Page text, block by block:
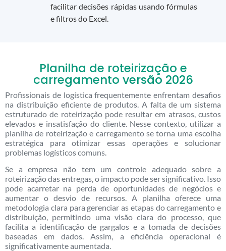
facilitar decisões rápidas usando fórmulas
e filtros do Excel.
Planilha de roteirização e
carregamento versão 2026
Profissionais de logística frequentemente enfrentam desafios
na distribuição eficiente de produtos. A falta de um sistema
estruturado de roteirização pode resultar em atrasos, custos
elevados e insatisfação do cliente. Nesse contexto, utilizar a
planilha de roteirização e carregamento se torna uma escolha
estratégica para otimizar essas operações e solucionar
problemas logísticos comuns.
Se a empresa não tem um controle adequado sobre a
roteirização das entregas, o impacto pode ser significativo. Isso
pode acarretar na perda de oportunidades de negócios e
aumentar o desvio de recursos. A planilha oferece uma
metodologia clara para gerenciar as etapas do carregamento e
distribuição, permitindo uma visão clara do processo, que
facilita a identificação de gargalos e a tomada de decisões
baseadas em dados. Assim, a eficiência operacional é
significativamente aumentada.